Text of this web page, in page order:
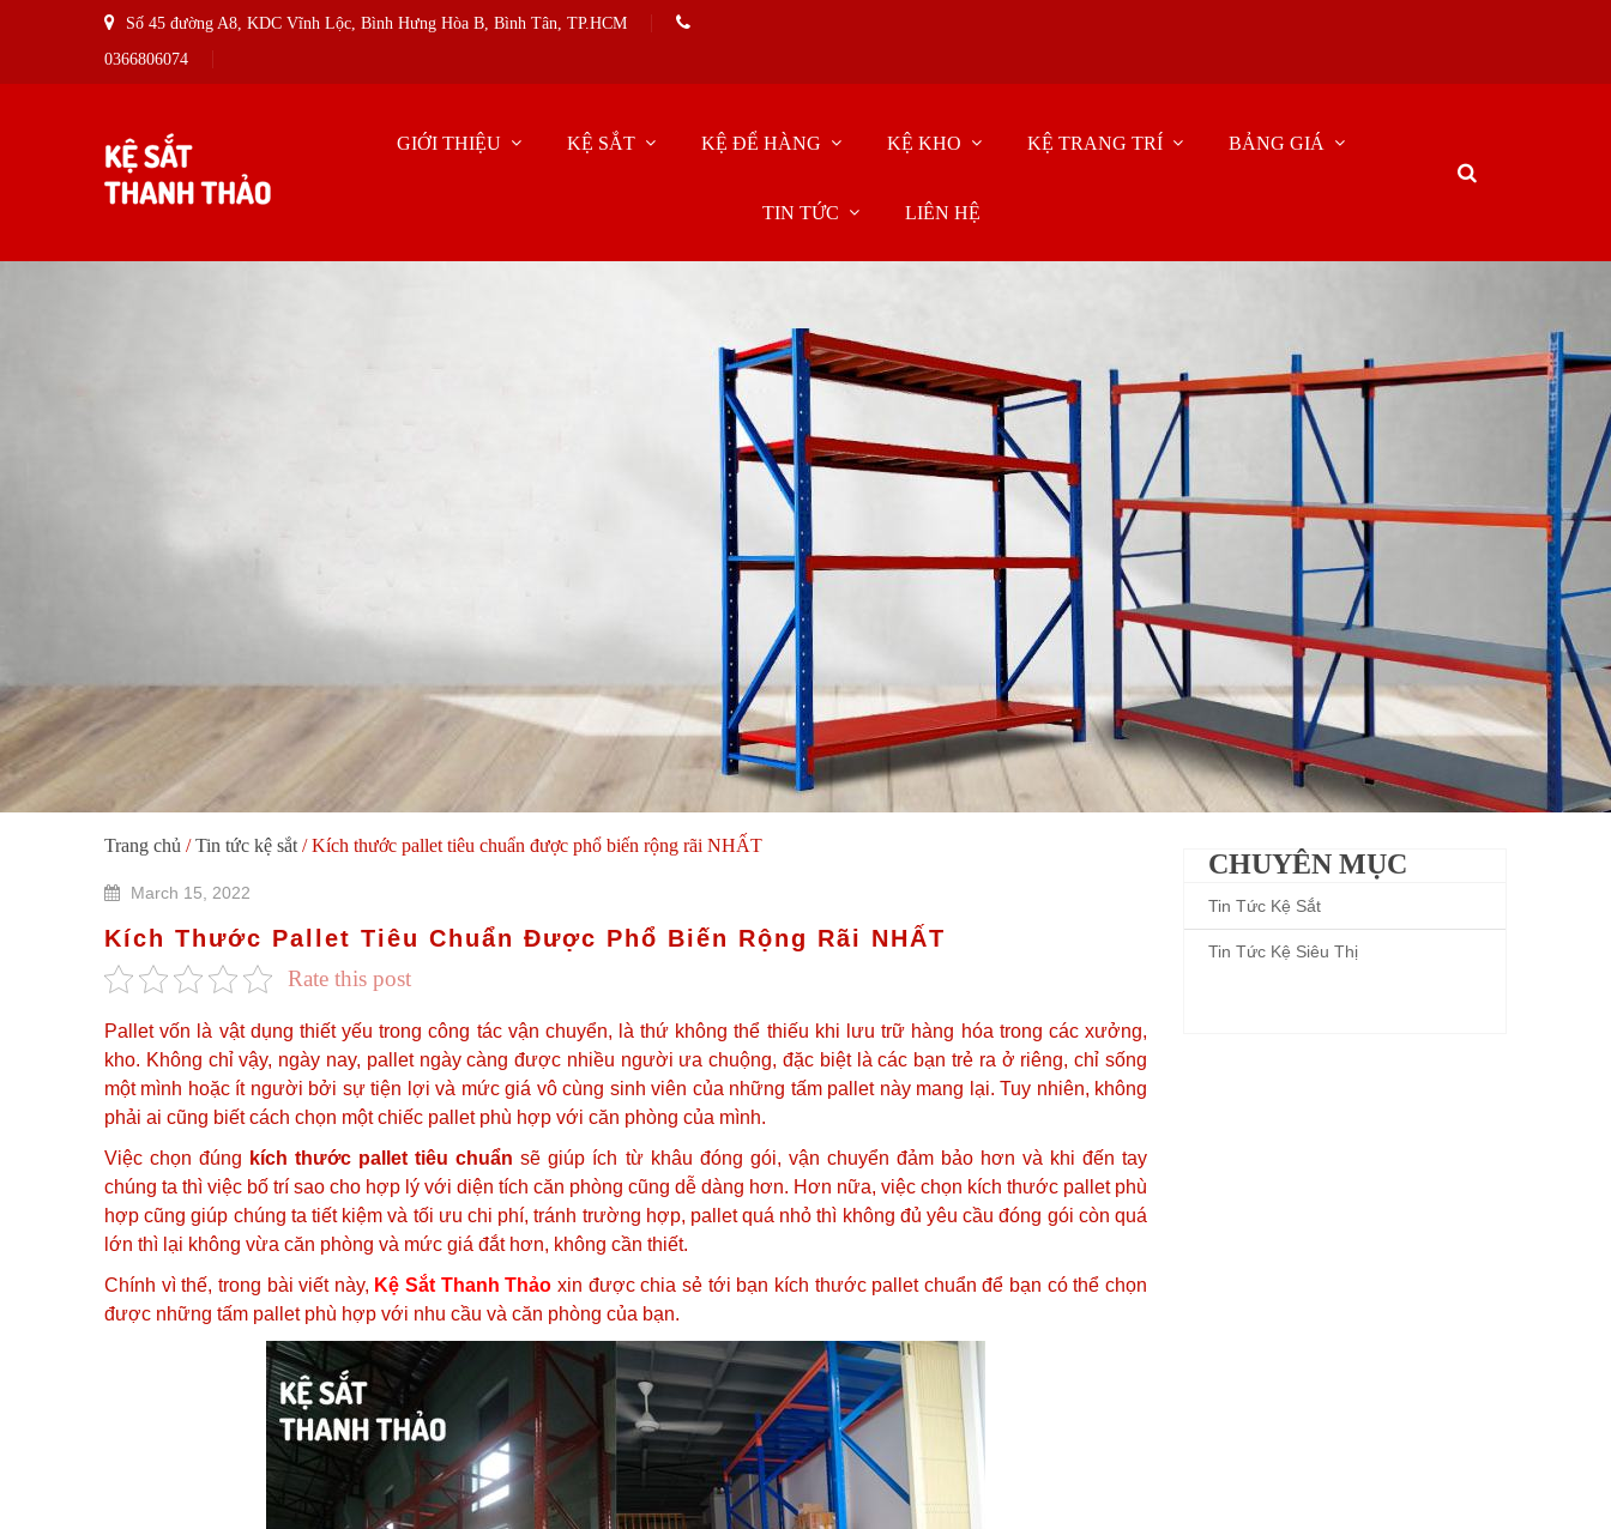
Số 45 đường A8, KDC Vĩnh Lộc, Bình Hưng Hòa B, Bình Tân, TP.HCM
0366806074
GIỚI THIỆU KỆ SẮT KỆ ĐỂ HÀNG KỆ KHO KỆ TRANG TRÍ BẢNG GIÁ
TIN TỨC LIÊN HỆ
Trang chủ /Tin tức kệ sắt /Kích thước pallet tiêu chuẩn được phổ biến rộng rãi NHẤT
March 15, 2022
Kích Thước Pallet Tiêu Chuẩn Được Phổ Biến Rộng Rãi NHẤT
Rate this post
Pallet vốn là vật dụng thiết yếu trong công tác vận chuyển, là thứ không thể thiếu khi lưu trữ hàng hóa trong các xưởng,
kho. Không chỉ vậy, ngày nay, pallet ngày càng được nhiều người ưa chuộng, đặc biệt là các bạn trẻ ra ở riêng, chỉ sống
một mình hoặc ít người bởi sự tiện lợi và mức giá vô cùng sinh viên của những tấm pallet này mang lại. Tuy nhiên, không
phải ai cũng biết cách chọn một chiếc pallet phù hợp với căn phòng của mình.
Việc chọn đúng kích thước pallet tiêu chuẩn sẽ giúp ích từ khâu đóng gói, vận chuyển đảm bảo hơn và khi đến tay
chúng ta thì việc bố trí sao cho hợp lý với diện tích căn phòng cũng dễ dàng hơn. Hơn nữa, việc chọn kích thước pallet phù
hợp cũng giúp chúng ta tiết kiệm và tối ưu chi phí, tránh trường hợp, pallet quá nhỏ thì không đủ yêu cầu đóng gói còn quá
lớn thì lại không vừa căn phòng và mức giá đắt hơn, không cần thiết.
Chính vì thế, trong bài viết này, Kệ Sắt Thanh Thảo xin được chia sẻ tới bạn kích thước pallet chuẩn để bạn có thể chọn
được những tấm pallet phù hợp với nhu cầu và căn phòng của bạn.
CHUYÊN MỤC
Tin Tức Kệ Sắt
Tin Tức Kệ Siêu Thị